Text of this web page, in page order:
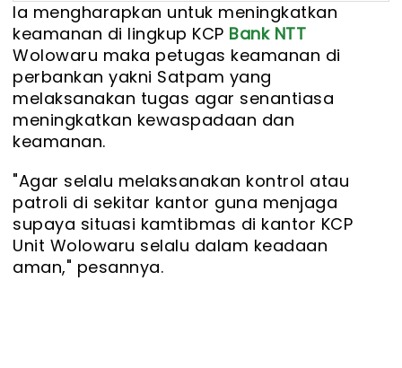
Ia mengharapkan untuk meningkatkan
keamanan di lingkup KCP Bank NTT
Wolowaru maka petugas keamanan di
perbankan yakni Satpam yang
melaksanakan tugas agar senantiasa
meningkatkan kewaspadaan dan
keamanan.
"Agar selalu melaksanakan kontrol atau
patroli di sekitar kantor guna menjaga
supaya situasi kamtibmas di kantor KCP
Unit Wolowaru selalu dalam keadaan
aman," pesannya.